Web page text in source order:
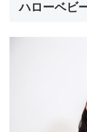
ハローベビ